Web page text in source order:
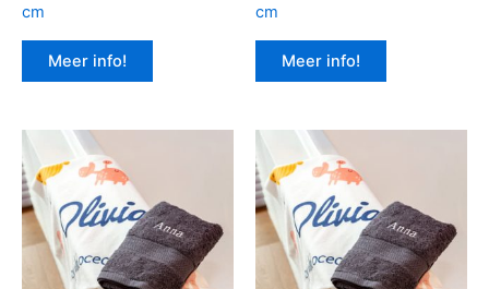
cm
Meer info!
cm
Meer info!